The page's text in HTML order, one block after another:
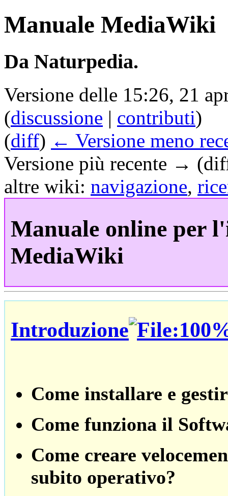
Manuale MediaWiki
Da Naturpedia.
Versione delle 15:26, 21
(discussione | contributi)
(diff) ← Versione meno
Versione più recente →
altre wiki: navigazione,
Manuale online per
MediaWiki
Introduzione
Come installare e
Come funziona il
Come creare
subito operativo?